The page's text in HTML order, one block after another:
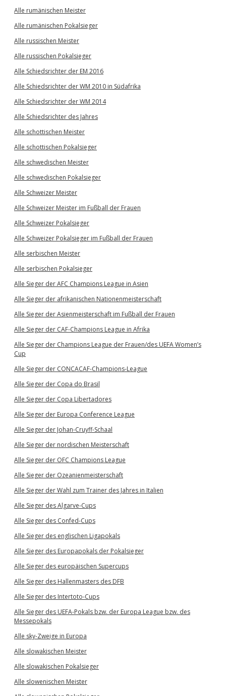
Alle rumänischen Meister
Alle rumänischen Pokalsieger
Alle russischen Meister
Alle russischen Pokalsieger
Alle Schiedsrichter der EM 2016
Alle Schiedsrichter der WM 2010 in Südafrika
Alle Schiedsrichter der WM 2014
Alle Schiedsrichter des Jahres
Alle schottischen Meister
Alle schottischen Pokalsieger
Alle schwedischen Meister
Alle schwedischen Pokalsieger
Alle Schweizer Meister
Alle Schweizer Meister im Fußball der Frauen
Alle Schweizer Pokalsieger
Alle Schweizer Pokalsieger im Fußball der Frauen
Alle serbischen Meister
Alle serbischen Pokalsieger
Alle Sieger der AFC Champions League in Asien
Alle Sieger der afrikanischen Nationenmeisterschaft
Alle Sieger der Asienmeisterschaft im Fußball der Frauen
Alle Sieger der CAF-Champions League in Afrika
Alle Sieger der Champions League der Frauen/des UEFA Women’s
Cup
Alle Sieger der CONCACAF-Champions-League
Alle Sieger der Copa do Brasil
Alle Sieger der Copa Libertadores
Alle Sieger der Europa Conference League
Alle Sieger der Johan-Cruyff-Schaal
Alle Sieger der nordischen Meisterschaft
Alle Sieger der OFC Champions League
Alle Sieger der Ozeanienmeisterschaft
Alle Sieger der Wahl zum Trainer des Jahres in Italien
Alle Sieger des Algarve-Cups
Alle Sieger des Confed-Cups
Alle Sieger des englischen Ligapokals
Alle Sieger des Europapokals der Pokalsieger
Alle Sieger des europäischen Supercups
Alle Sieger des Hallenmasters des DFB
Alle Sieger des Intertoto-Cups
Alle Sieger des UEFA-Pokals bzw. der Europa League bzw. des
Messepokals
Alle sky-Zweige in Europa
Alle slowakischen Meister
Alle slowakischen Pokalsieger
Alle slowenischen Meister